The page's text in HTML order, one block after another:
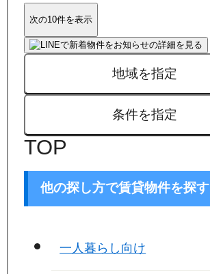
次の10件を表示
地域を指定
条件を指定
TOP
他の探し方で賃貸物件を探す
一人暮らし向け